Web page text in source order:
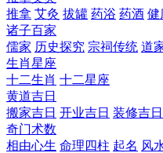
推拿 艾灸 拔罐 药浴 药酒 健
诸子百家
儒家 历史探究 宗祠传统 道
生肖星座
十二生肖 十二星座
黄道吉日
搬家吉日 开业吉日 装修吉日
奇门术数
相由心生 命理四柱 起名 风